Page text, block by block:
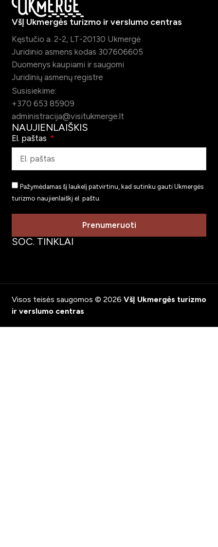
VšĮ Ukmergės turizmo ir verslumo centras
Kęstučio a. 2-2, LT-20130 Ukmergė
Juridinio asmens kodas 307606605
Duomenys kaupiami ir saugomi
Juridinių asmenų registre
Susisiekime:
+370 653 85909
administracija@visitukmerge.lt
NAUJIENLAIŠKIS
El. paštas
Pažymėdamas šį laukelį patvirtinu, kad sutinku gauti Ukmergės
turizmo naujienlaiškį el. paštu.
Prenumeruoti
SOC. TINKLAI
Visos teisės saugomos © 2026 VšĮ Ukmergės turizmo
ir verslumo centras